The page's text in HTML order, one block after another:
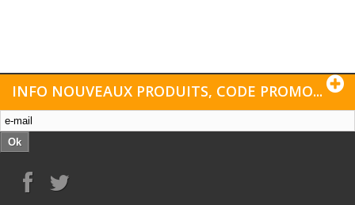
INFO NOUVEAUX PRODUITS, CODE PROMO...
Ok